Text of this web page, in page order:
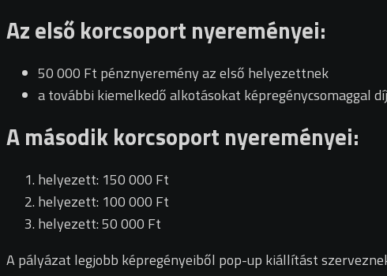
Az első korcsoport nyereményei:
50 000 Ft pénznyeremény az első helyezettnek
a további kiemelkedő alkotásokat képregénycsomaggal
A második korcsoport nyereményei:
helyezett: 150 000 Ft
helyezett: 100 000 Ft
helyezett: 50 000 Ft
A pályázat legjobb képregényeiből pop-up kiállítást